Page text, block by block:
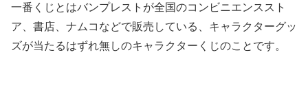
一番くじとはバンプレストが全国のコンビニエンススト
ア、書店、ナムコなどで販売している、キャラクターグッ
ズが当たるはずれ無しのキャラクターくじのことです。